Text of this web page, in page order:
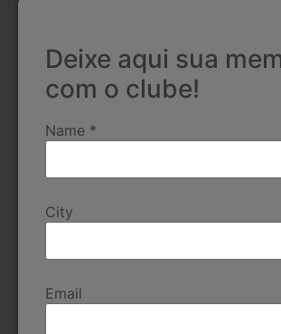
Deixe aqui sua
com o clube!
Name *
City
Email